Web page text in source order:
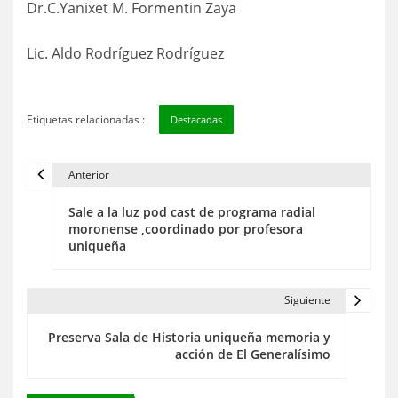
Dr.C.Yanixet M. Formentin Zaya
Lic. Aldo Rodríguez Rodríguez
Etiquetas relacionadas : Destacadas
Anterior
Sale a la luz pod cast de programa radial
moronense ,coordinado por profesora
uniqueña
Siguiente
Preserva Sala de Historia uniqueña memoria y
acción de El Generalísimo